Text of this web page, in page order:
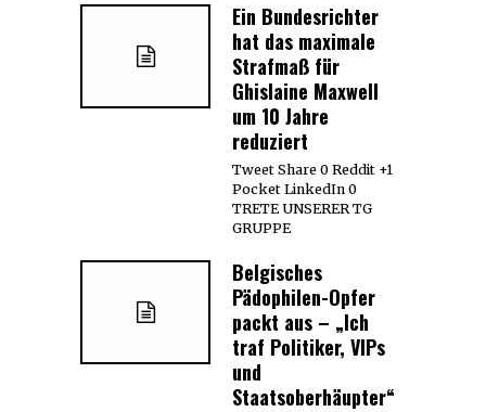
Ein Bundesrichter
hat das maximale
Strafmaß für
Ghislaine Maxwell
um 10 Jahre
reduziert
Tweet Share 0 Reddit +1
Pocket LinkedIn 0
TRETE UNSERER TG
GRUPPE
Belgisches
Pädophilen-Opfer
packt aus – „Ich
traf Politiker, VIPs
und
Staatsoberhäupter“